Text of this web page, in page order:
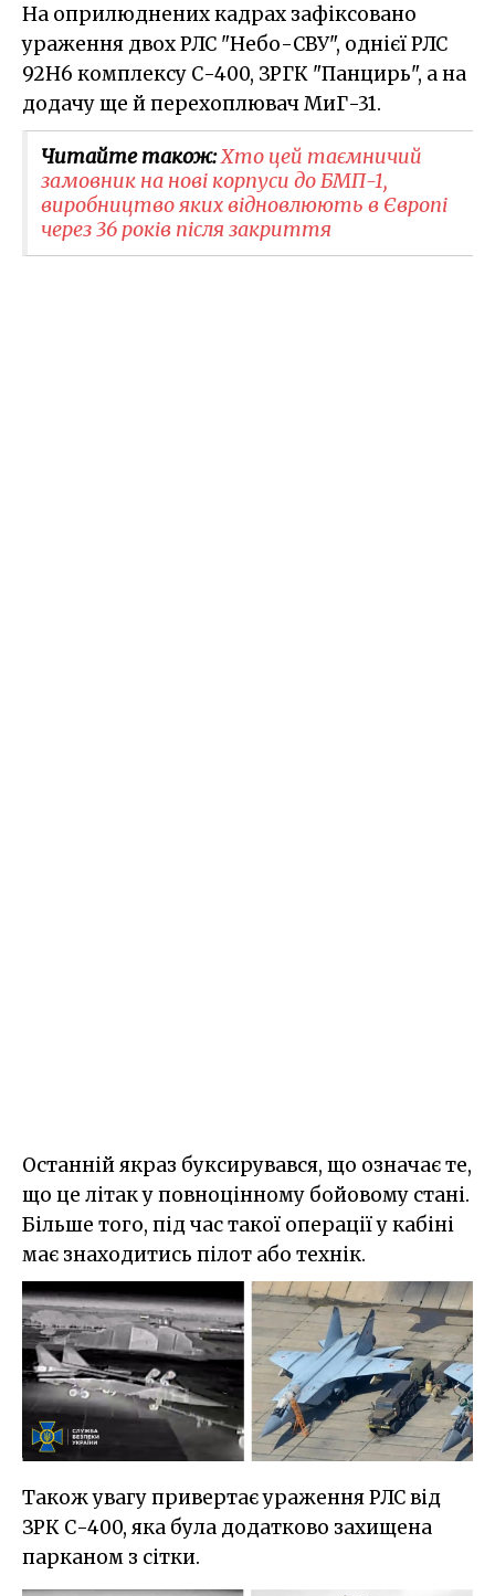
На оприлюднених кадрах зафіксовано
ураження двох РЛС "Небо-СВУ", однієї РЛС
92Н6 комплексу С-400, ЗРГК "Панцирь", а на
додачу ще й перехоплювач МиГ-31.
Читайте також:Хто цей таємничий
замовник на нові корпуси до БМП-1,
виробництво яких відновлюють в Європі
через 36 років після закриття
Останній якраз буксирувався, що означає те,
що це літак у повноцінному бойовому стані.
Більше того, під час такої операції у кабіні
має знаходитись пілот або технік.
Також увагу привертає ураження РЛС від
ЗРК С-400, яка була додатково захищена
парканом з сітки.